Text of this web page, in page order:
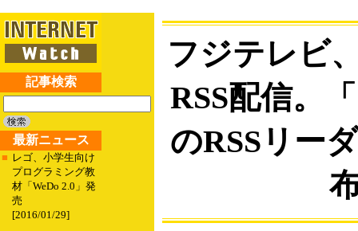
記事検索
最新ニュース
■ レゴ、小学生向け
プログラミング教
材「WeDo 2.0」発
売
[2016/01/29]
フジテレビ
RSS配信。
のRSSリー